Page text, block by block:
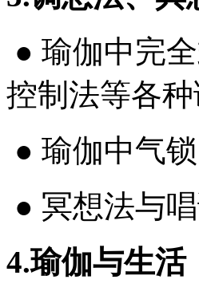
● 瑜伽中完
控制法等各
● 瑜伽中气
● 冥想法与唱
4.瑜伽与生活